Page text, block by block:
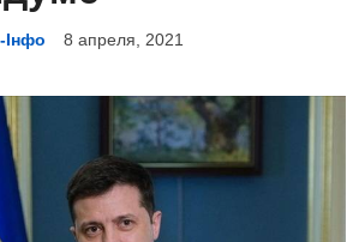
Інфо 8 апреля, 2021